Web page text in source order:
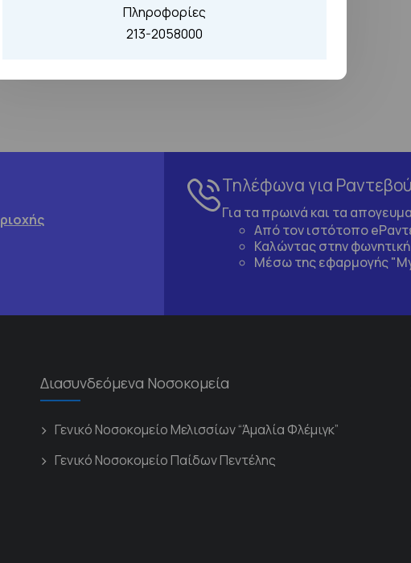
Πληροφορίες
213-2058000
Τηλέφωνα για Ραντεβού
Για τα πρωινά και τα
Από τον ιστότοπο
Καλώντας στην
Μέσω της εφαρμογής
Διασυνδεόμενα Νοσοκομεία
Γενικό Νοσοκομείο Μελισσίων “Άμαλία Φλέμιγκ”
Γενικό Νοσοκομείο Παίδων Πεντέλης